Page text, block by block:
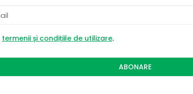
termenii și condițiile de utilizare.
ABONARE